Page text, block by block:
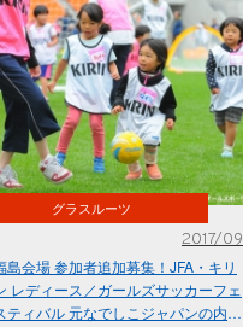
グラスルーツ
2017/
島会場 参加者追加募集！JFA・キリ
レディース／ガールズサッカーフェ
ティバル 元なでしこジャパンの内山